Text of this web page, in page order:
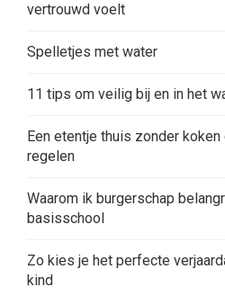
vertrouwd voelt
Spelletjes met water
11 tips om veilig bij en in het
Een etentje thuis zonder
regelen
Waarom ik burgerschap
basisschool
Zo kies je het perfecte
kind